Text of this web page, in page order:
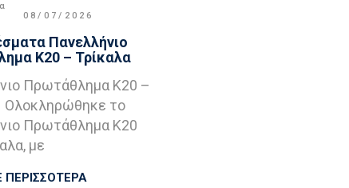
08/07/2026
Πανελλήνιο
Κ20 – Τρίκαλα
Πρωτάθλημα Κ20 –
Ολοκληρώθηκε το
Πρωτάθλημα Κ20
με
ΠΕΡΙΣΣΟΤΕΡΑ